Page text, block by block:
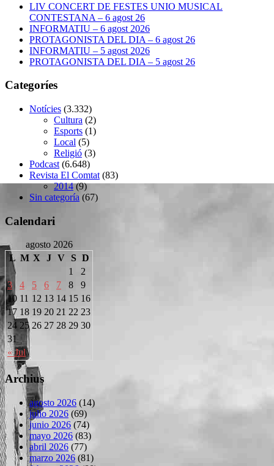
LIV CONCERT DE FESTES UNIO MUSICAL
CONTESTANA – 6 agost 26
INFORMATIU – 6 agost 2026
PROTAGONISTA DEL DIA – 6 agost 26
INFORMATIU – 5 agost 2026
PROTAGONISTA DEL DIA – 5 agost 26
Categoríes
Notícies (3.332)
Cultura (2)
Esports (1)
Local (5)
Religió (3)
Podcast (6.648)
Revista El Comtat (83)
2014(9)
Sin categoría (67)
Calendari
agosto 2026
L M X J V S D
« Jul
1
2
3
4 5 6 7 8
9
10 11 12 13 14 15 16
17 18 19 20 21 22 23
24 25 26 27 28 29 30
31
Archius
agosto 2026 (14)
julio 2026 (69)
junio 2026 (74)
mayo 2026 (83)
abril 2026 (77)
marzo 2026 (81)